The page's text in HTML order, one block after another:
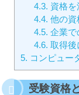
4.3. 資格
4.4. 他の資
4.5. 企業で
4.6. 取得後
5. コンピュー
受験資格